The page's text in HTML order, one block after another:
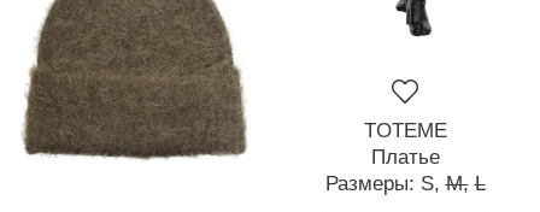
TOTEME
Платье
Размеры: S, M, L